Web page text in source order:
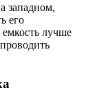
западном,
его
лучше